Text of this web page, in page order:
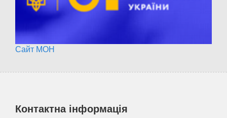
Сайт МОН
Контактна інформація